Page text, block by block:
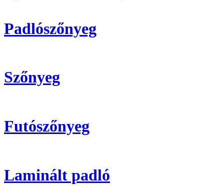
Padlószőnyeg
Szőnyeg
Futószőnyeg
Laminált padló